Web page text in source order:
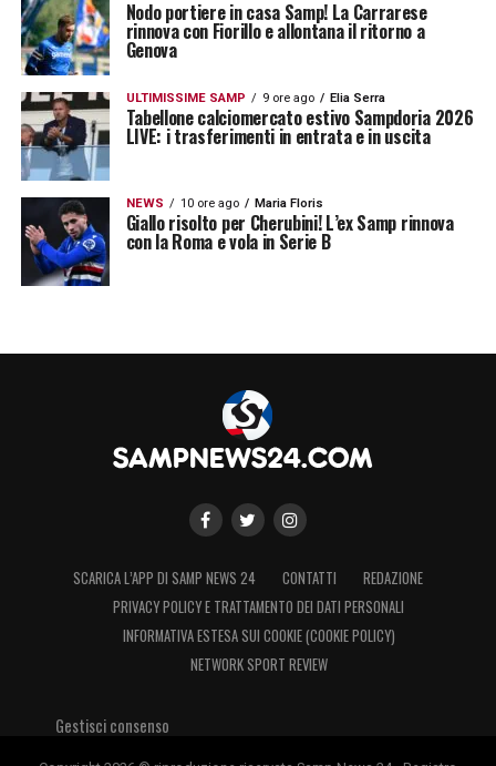
Nodo portiere in casa Samp! La Carrarese
rinnova con Fiorillo e allontana il ritorno a
Genova
ULTIMISSIME SAMP 9 ore ago Elia Serra
Tabellone calciomercato estivo Sampdoria 2026
LIVE: i trasferimenti in entrata e in uscita
NEWS 10 ore ago Maria Floris
Giallo risolto per Cherubini! L’ex Samp rinnova
con la Roma e vola in Serie B
SCARICA L’APP DI SAMP NEWS 24 CONTATTI
REDAZIONE
PRIVACY POLICY E TRATTAMENTO DEI DATI PERSONALI
INFORMATIVA ESTESA SUI COOKIE (COOKIE POLICY)
NETWORK SPORT REVIEW
Gestisci consenso